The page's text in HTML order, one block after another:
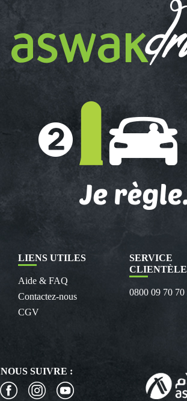
LIENS UTILES
Aide & FAQ
Contactez-nous
CGV
SERVICE
CLIENTÈLE
0800 09 70 70
NOUS SUIVRE :